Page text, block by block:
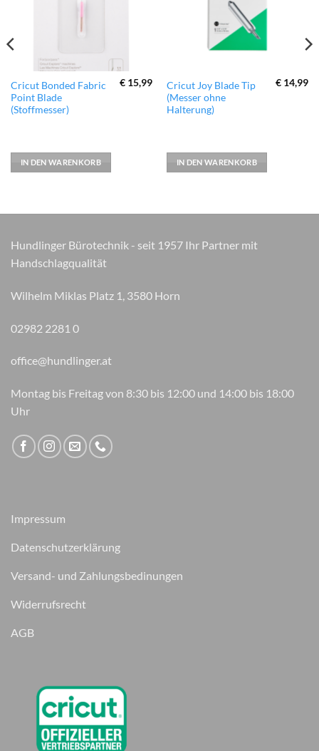
Cricut Bonded Fabric
Point Blade
(Stoffmesser)
€ 15,99
IN DEN WARENKORB
Cricut Joy Blade Tip
(Messer ohne
Halterung)
€ 14,99
IN DEN WARENKORB
Hundlinger Bürotechnik - seit 1957 Ihr Partner mit
Handschlagqualität
Wilhelm Miklas Platz 1, 3580 Horn
02982 2281 0
office@hundlinger.at
Montag bis Freitag von 8:30 bis 12:00 und 14:00 bis 18:00
Uhr
Impressum
Datenschutzerklärung
Versand- und Zahlungsbedinungen
Widerrufsrecht
AGB